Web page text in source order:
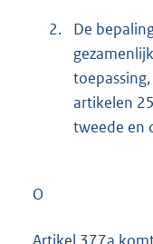
2.
De
artikelen
tweede en
O